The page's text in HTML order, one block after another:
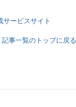
ービスサイト
記事一覧のトップに戻る